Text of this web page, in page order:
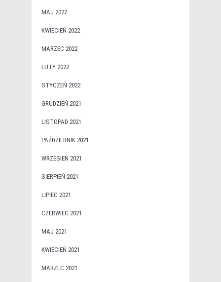
MAJ 2022
KWIECIEŃ 2022
MARZEC 2022
LUTY 2022
STYCZEŃ 2022
GRUDZIEŃ 2021
LISTOPAD 2021
PAŹDZIERNIK 2021
WRZESIEŃ 2021
SIERPIEŃ 2021
LIPIEC 2021
CZERWIEC 2021
MAJ 2021
KWIECIEŃ 2021
MARZEC 2021